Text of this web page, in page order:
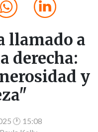
llamado a
derecha:
y
🕐 15:08